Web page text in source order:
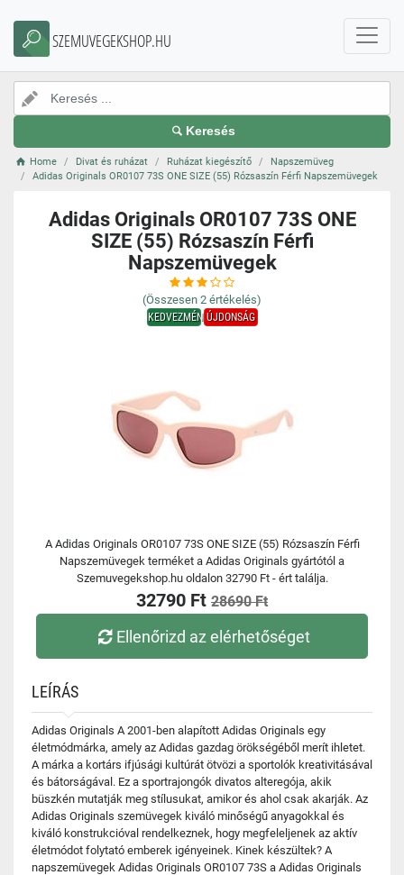
SZEMUVEGEKSHOP.HU
Keresés
Home Divat és ruházat Ruházat kiegészítő
Napszemüveg
Adidas Originals OR0107 73S ONE SIZE (55) Rózsaszín Férfi Napszemüvegek
Adidas Originals OR0107 73S ONE
SIZE (55) Rózsaszín Férfi
Napszemüvegek
(Összesen 2 értékelés)
KEDVEZMÉNYÚJDONSÁG
A Adidas Originals OR0107 73S ONE SIZE (55) Rózsaszín Férfi
Napszemüvegek terméket a Adidas Originals gyártótól a
Szemuvegekshop.hu oldalon 32790 Ft - ért találja.
32790 Ft 28690 Ft
Ellenőrizd az elérhetőséget
LEÍRÁS
Adidas Originals A 2001-ben alapított Adidas Originals egy
életmódmárka, amely az Adidas gazdag örökségéből merít ihletet.
A márka a kortárs ifjúsági kultúrát ötvözi a sportolók kreativitásával
és bátorságával. Ez a sportrajongók divatos alteregója, akik
büszkén mutatják meg stílusukat, amikor és ahol csak akarják. Az
Adidas Originals szemüvegek kiváló minőségű anyagokkal és
kiváló konstrukcióval rendelkeznek, hogy megfeleljenek az aktív
életmódot folytató emberek igényeinek. Kinek készültek? A
napszemüvegek Adidas Originals OR0107 73S a Adidas Originals